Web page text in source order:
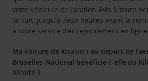
votre véhicule de location Avis à toute
la nuit, jusqu’à deux heures avant la
à notre service d’enregistrement en ligne.
Ma voiture de location au départ de
Bruxelles-National bénéficie-t-elle du
illimité ?